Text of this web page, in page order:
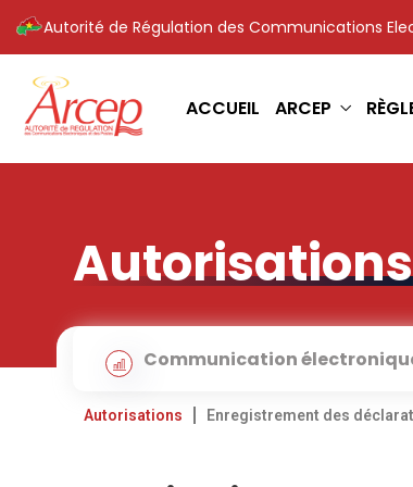
Autorité de Régulation des Communications
ACCUEIL ARCEP
Autorisations
Communication
Autorisations Enregistrement des